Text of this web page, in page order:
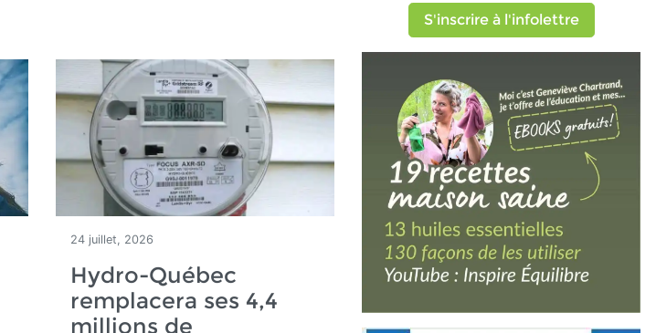
24 juillet, 2026
Hydro-Québec
remplacera ses 4,4
millions de
S'inscrire à l'infolettre